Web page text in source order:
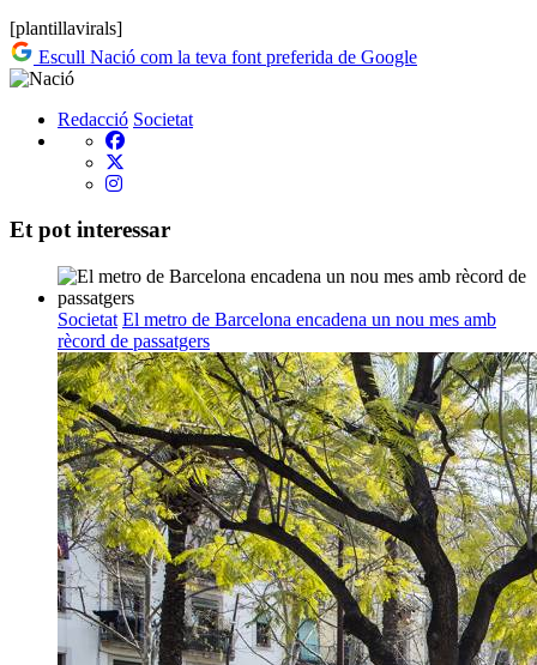
[plantillavirals]
Escull Nació com la teva font preferida de Google
Redacció Societat
Et pot interessar
Societat El metro de Barcelona encadena un nou mes amb
rècord de passatgers